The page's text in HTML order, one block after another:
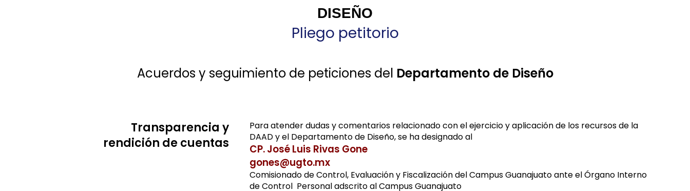
DISEÑO
Pliego petitorio
Acuerdos y seguimiento de peticiones del Departamento de Diseño
Transparencia y
rendición de cuentas
Para atender dudas y comentarios relacionado con el ejercicio y aplicación de los recursos de la
DAAD y el Departamento de Diseño, se ha designado al
CP. José Luis Rivas Gone
gones@ugto.mx
Comisionado de Control, Evaluación y Fiscalización del Campus Guanajuato ante el Órgano Interno
de Control Personal adscrito al Campus Guanajuato